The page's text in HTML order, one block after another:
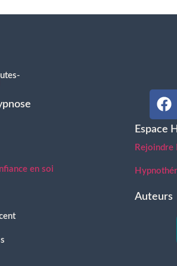
en soi
Espace
Rejoindre
Auteurs